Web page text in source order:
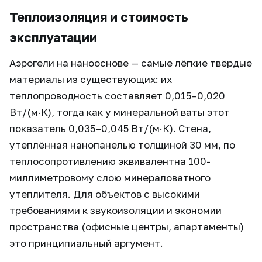
Теплоизоляция и стоимость
эксплуатации
Аэрогели на нанооснове — самые лёгкие твёрдые
материалы из существующих: их
теплопроводность составляет 0,015–0,020
Вт/(м·К), тогда как у минеральной ваты этот
показатель 0,035–0,045 Вт/(м·К). Стена,
утеплённая нанопанелью толщиной 30 мм, по
теплосопротивлению эквивалентна 100-
миллиметровому слою минераловатного
утеплителя. Для объектов с высокими
требованиями к звукоизоляции и экономии
пространства (офисные центры, апартаменты)
это принципиальный аргумент.